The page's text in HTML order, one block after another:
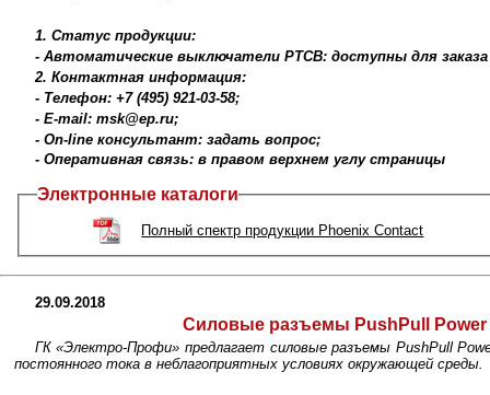
1. Статус продукции:
- Автоматические выключатели PTCB: доступны для
2. Контактная информация:
- Телефон: +7 (495) 921-03-58;
- E-mail: msk@ep.ru;
- On-line консультант: задать вопрос;
- Оперативная связь: в правом верхнем углу страницы
Электронные каталоги
Полный спектр продукции Phoenix Contact
29.09.2018
Силовые разъемы PushPull Power
ГК «Электро-Профи» предлагает силовые разъемы PushPull
постоянного тока в неблагоприятных условиях окружающей среды.